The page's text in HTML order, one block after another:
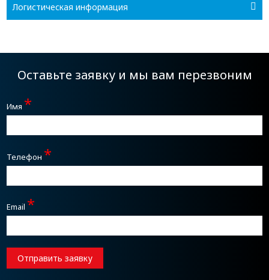
Логистическая информация
Оставьте заявку и мы вам перезвоним
Имя *
Телефон *
Email *
Отправить заявку